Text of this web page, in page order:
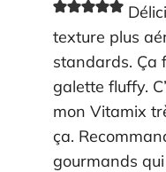
texture plus
standards. Ça
galette fluffy.
mon Vitamix
ça.
gourmands